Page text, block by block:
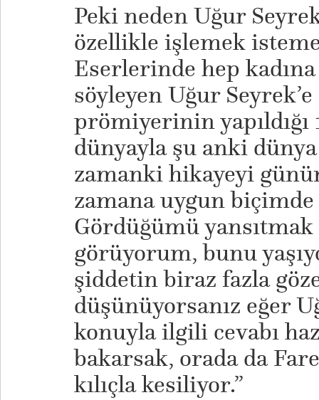
Peki neden Uğur
özellikle işlemek
Eserlerinde hep
söyleyen Uğur Seyrek’e
prömiyerinin yapıldığı
dünyayla şu anki
zamanki hikayeyi
zamana uygun
Gördüğümü
görüyorum, bunu
şiddetin biraz fazla
düşünüyorsanız eğer
konuyla ilgili cevabı
bakarsak, orada da
kılıçla kesiliyor.”